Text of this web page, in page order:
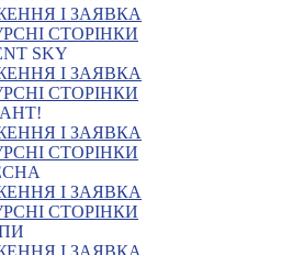
І ЗАЯВКА
СТОРІНКИ
SKY
І ЗАЯВКА
СТОРІНКИ
І ЗАЯВКА
СТОРІНКИ
І ЗАЯВКА
СТОРІНКИ
І ЗАЯВКА